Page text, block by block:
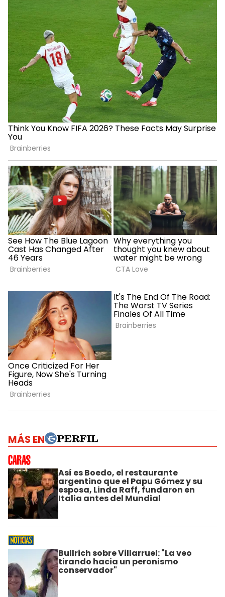
MÁS EN
Así es Boedo, el restaurante
argentino que el Papu Gómez y su
esposa, Linda Raff, fundaron en
Italia antes del Mundial
Bullrich sobre Villarruel: "La veo
tirando hacia un peronismo
conservador"